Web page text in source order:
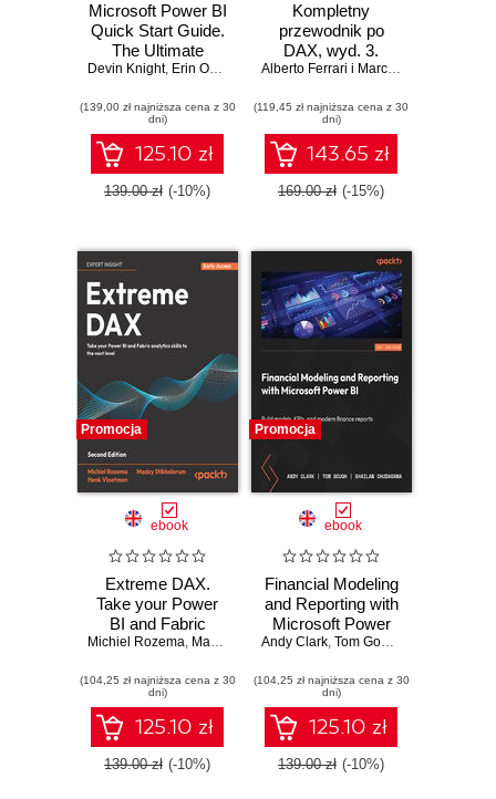
Microsoft Power BI
Quick Start Guide.
The Ultimate
Beginner's Guide
Storytelling, AI
Tools, and
Microsoft Fabric -
Fourth Edition
Devin Knight, Erin Ostrowsky ,Mitchell Pearson,Bradley Schacht
(139,00 zł najniższa cena z 30
dni)
125.10 zł
139.00 zł (-10%)
Kompletny
przewodnik po
DAX, wyd. 3.
Doskonalenie
modelu
semantycznego
dla Microsoft
Power BI, Fabric i
Excel
Alberto Ferrari i Marco Russo
(119,45 zł najniższa cena z 30
dni)
143.65 zł
169.00 zł (-15%)
Promocja
ebook
Extreme DAX.
Take your Power
BI and Fabric
analytics skills to
Second Edition
Michiel Rozema, Madzy Stikkelorum ,Henk Vlootman
(104,25 zł najniższa cena z 30
dni)
125.10 zł
139.00 zł (-10%)
Promocja
ebook
Financial Modeling
and Reporting with
Microsoft Power
BI. Build models,
finance reports in
Power BI from
scratch
Andy Clark, Tom Gough
(104,25 zł najniższa cena z 30
dni)
125.10 zł
139.00 zł (-10%)